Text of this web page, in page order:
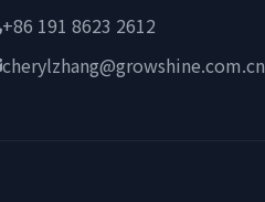
+86 191 8623 2612
cherylzhang@growshine.com.cn